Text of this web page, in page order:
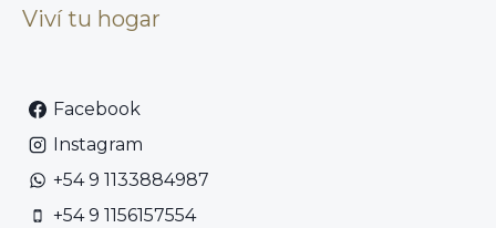
Viví tu hogar
Facebook
Instagram
+54 9 1133884987
+54 9 1156157554